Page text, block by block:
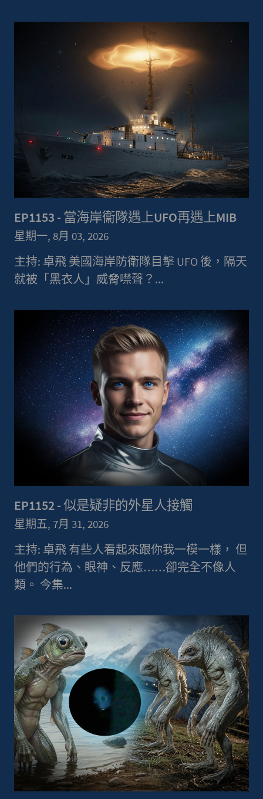
EP1153 - 當海岸衞隊遇上UFO再遇上MIB
星期一, 8月 03, 2026
主持: 卓飛 美國海岸防衛隊目擊 UFO 後，隔天
就被「黑衣人」威脅噤聲？...
EP1152 - 似是疑非的外星人接觸
星期五, 7月 31, 2026
主持: 卓飛 有些人看起來跟你我一模一樣， 但
他們的行為、眼神、反應……卻完全不像人
類。 今集...